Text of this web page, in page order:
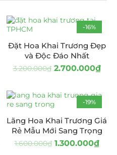
-16%
Đặt Hoa Khai Trương Đẹp
và Độc Đáo Nhất
3.200.000₫ 2.700.000₫
-19%
Lãng Hoa Khai Trương Giá
Rẻ Mẫu Mới Sang Trọng
1.600.000₫ 1.300.000₫